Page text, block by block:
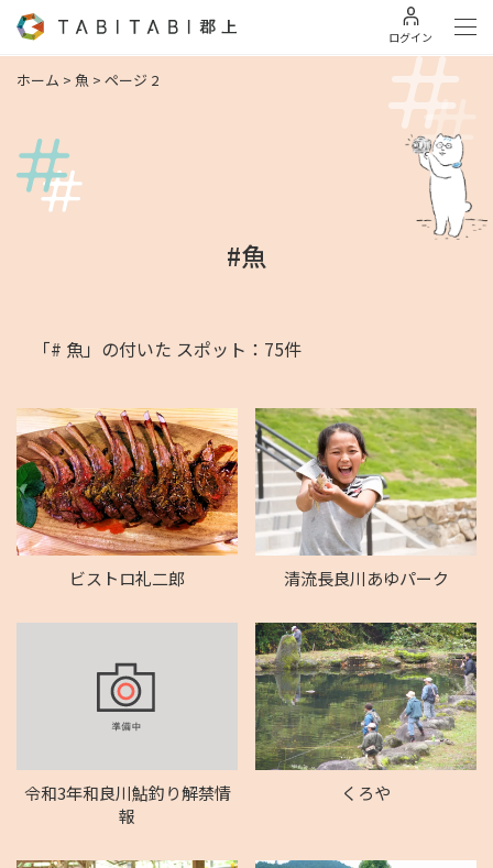
ログイン
ホーム > 魚 > ページ 2
#魚
「# 魚」の付いた スポット：75件
ビストロ礼二郎 清流長良川あゆパーク
令和3年和良川鮎釣り解禁情
報
くろや